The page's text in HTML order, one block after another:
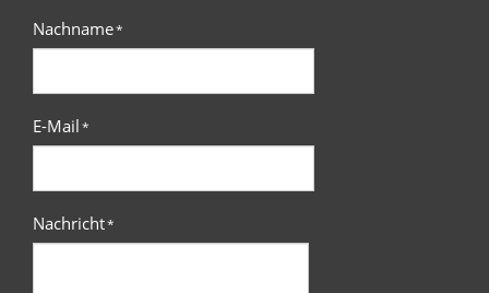
Nachname*
E-Mail*
Nachricht*